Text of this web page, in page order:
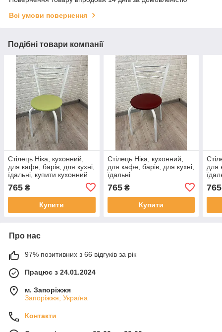
Всі умови повернення
Подібні товари компанії
Стілець Ніка, кухонний,
для кафе, барів, для кухні,
їдальні, купити кухонний
765 ₴
Купити
Стілець Ніка, кухонний,
для кафе, барів, для кухні,
їдальні
765₴
Купити
для
765
Про нас
97% позитивних з 66 відгуків за рік
Працює з 24.01.2024
м. Запоріжжя
Запоріжжя, Україна
Контакти